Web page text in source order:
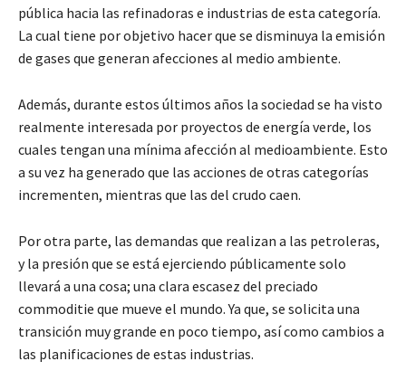
pública hacia las refinadoras e industrias de esta categoría.
La cual tiene por objetivo hacer que se disminuya la emisión
de gases que generan afecciones al medio ambiente.
Además, durante estos últimos años la sociedad se ha visto
realmente interesada por proyectos de energía verde, los
cuales tengan una mínima afección al medioambiente. Esto
a su vez ha generado que las acciones de otras categorías
incrementen, mientras que las del crudo caen.
Por otra parte, las demandas que realizan a las petroleras,
y la presión que se está ejerciendo públicamente solo
llevará a una cosa; una clara escasez del preciado
commoditie que mueve el mundo. Ya que, se solicita una
transición muy grande en poco tiempo, así como cambios a
las planificaciones de estas industrias.